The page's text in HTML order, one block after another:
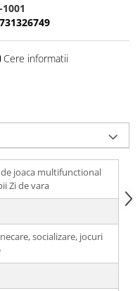
1001
Cere informatii
joaca multifunctional
Zi de vara
socializare, jocuri